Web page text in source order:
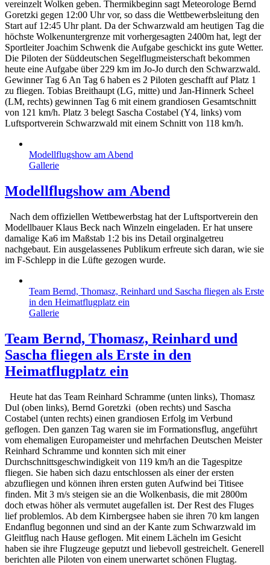
vereinzelt Wolken geben. Thermikbeginn sagt Meteorologe Bernd
Goretzki gegen 12:00 Uhr vor, so dass die Wettbewerbsleitung den
Start auf 12:45 Uhr plant. Da der Schwarzwald am heutigen Tag die
höchste Wolkenuntergrenze mit vorhergesagten 2400m hat, legt der
Sportleiter Joachim Schwenk die Aufgabe geschickt ins gute Wetter.
Die Piloten der Süddeutschen Segelflugmeisterschaft bekommen
heute eine Aufgabe über 229 km im Jo-Jo durch den Schwarzwald.
Gewinner Tag 6 An Tag 6 haben es 2 Piloten geschafft auf Platz 1
zu fliegen. Tobias Breithaupt (LG, mitte) und Jan-Hinnerk Scheel
(LM, rechts) gewinnen Tag 6 mit einem grandiosen Gesamtschnitt
von 121 km/h. Platz 3 belegt Sascha Costabel (Y4, links) vom
Luftsportverein Schwarzwald mit einem Schnitt von 118 km/h.
Modellflugshow am Abend
Gallerie
Modellflugshow am Abend
Nach dem offiziellen Wettbewerbstag hat der Luftsportverein den
Modellbauer Klaus Beck nach Winzeln eingeladen. Er hat unsere
damalige Ka6 im Maßstab 1:2 bis ins Detail orginalgetreu
nachgebaut. Ein ausgelassenes Publikum erfreute sich daran, wie sie
im F-Schlepp in die Lüfte gezogen wurde.
Team Bernd, Thomasz, Reinhard und Sascha fliegen als Erste
in den Heimatflugplatz ein
Gallerie
Team Bernd, Thomasz, Reinhard und
Sascha fliegen als Erste in den
Heimatflugplatz ein
Heute hat das Team Reinhard Schramme (unten links), Thomasz
Dul (oben links), Bernd Goretzki (oben rechts) und Sascha
Costabel (unten rechts) einen grandiosen Erfolg im Verbund
geflogen. Den ganzen Tag waren sie im Formationsflug, angeführt
vom ehemaligen Europameister und mehrfachen Deutschen Meister
Reinhard Schramme und konnten sich mit einer
Durchschnittsgeschwindigkeit von 119 km/h an die Tagespitze
fliegen. Sie haben sich dazu entschlossen als einer der ersten
abzufliegen und können ihren ersten guten Aufwind bei Titisee
finden. Mit 3 m/s steigen sie an die Wolkenbasis, die mit 2800m
doch etwas höher als vermutet augefallen ist. Der Rest des Fluges
lief problemlos. Ab dem Kirnbergsee haben sie ihren 70 km langen
Endanflug begonnen und sind an der Kante zum Schwarzwald im
Gleitflug nach Hause geflogen. Mit einem Lächeln im Gesicht
haben sie ihre Flugzeuge geputzt und liebevoll gestreichelt. Generell
berichten alle Piloten von einem unerwartet schönen Flugtag.